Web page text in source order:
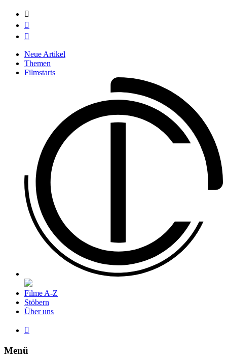



Neue Artikel
Themen
Filmstarts
Filme A-Z
Stöbern
Über uns

Menü